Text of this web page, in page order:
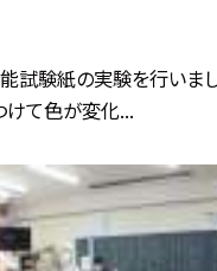
試験紙の実験を行いま
て色が変化...